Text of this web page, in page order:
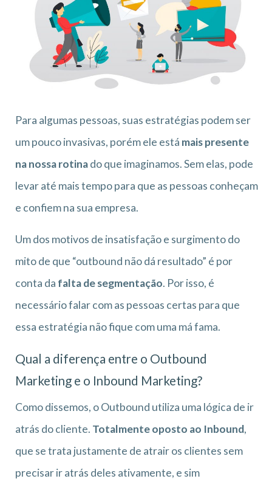
Para algumas pessoas, suas estratégias podem ser
um pouco invasivas, porém ele está mais presente
na nossa rotinado que imaginamos. Sem elas, pode
levar até mais tempo para que as pessoas conheçam
e confiem na sua empresa.
Um dos motivos de insatisfação e surgimento do
mito de que “outbound não dá resultado” é por
conta da falta de segmentação. Por isso, é
necessário falar com as pessoas certas para que
essa estratégia não fique com uma má fama.
Qual a diferença entre o Outbound
Marketing e o Inbound Marketing?
Como dissemos, o Outbound utiliza uma lógica de ir
atrás do cliente. Totalmente oposto ao Inbound,
que se trata justamente de atrair os clientes sem
precisar ir atrás deles ativamente, e sim